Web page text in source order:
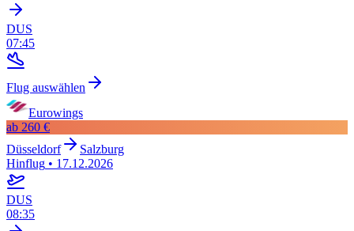
DUS
07:45
Flug auswählen
Eurowings
ab 260 €
Düsseldorf
Salzburg
Hinflug • 17.12.2026
DUS
08:35